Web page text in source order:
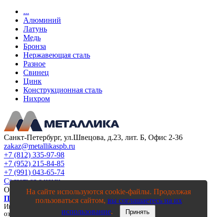
...
Алюминий
Латунь
Медь
Бронза
Нержавеющая сталь
Разное
Свинец
Цинк
Конструкционная сталь
Нихром
Санкт-Петербург, ул.Швецова, д.23, лит. Б, Офис 2-36
zakaz@metallikaspb.ru
+7 (812) 335-97-98
+7 (952) 215-84-85
+7 (991) 043-65-74
Связаться с нами
ООО "МЕТАЛЛИКА"2003—2026
Политика конфиденциальности
Информация на сайте, в том числе цены, носят исключительно
ознакомительный характер и ни при каких условиях не является
На сайте используются cookie-файлы. Продолжая
пользоваться сайтом, вы соглашаетесь на их
использование. Принять